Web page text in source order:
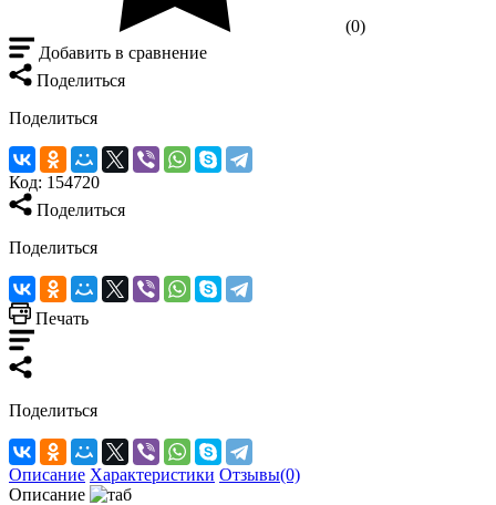
(0)
Добавить в сравнение
Поделиться
Поделиться
Код: 154720
Поделиться
Поделиться
Печать
Поделиться
Описание Характеристики Отзывы(0)
Описание